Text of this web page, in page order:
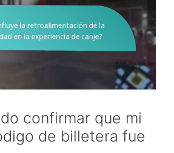
confirmar que mi
de billetera fue